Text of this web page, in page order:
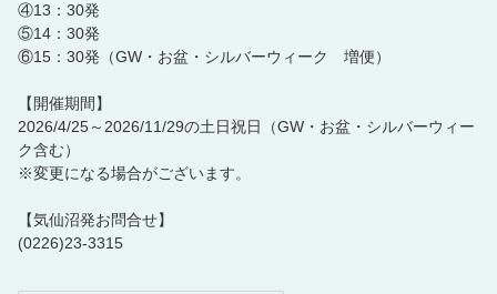
④13：30発
⑤14：30発
⑥15：30発（GW・お盆・シルバーウィーク 増便）
【開催期間】
2026/4/25～2026/11/29の土日祝日（GW・お盆・シルバーウィー
ク含む）
※変更になる場合がございます。
【気仙沼発お問合せ】
(0226)23-3315